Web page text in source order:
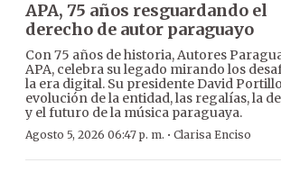
APA, 75 años resguardando el
derecho de autor paraguayo
Con 75 años de historia, Autores
APA, celebra su legado mirando los
la era digital. Su presidente David
evolución de la entidad, las regalías, la
y el futuro de la música paraguaya.
Agosto 5, 2026 06:47 p. m. · Clarisa Enciso